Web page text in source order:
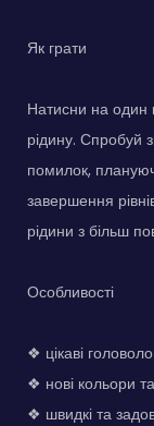
Як грати
Натисни на один
рідину. Спробуй
помилок,
завершення
рідини з більш
Особливості
❖ цікаві
❖ нові кольори
❖ швидкі та